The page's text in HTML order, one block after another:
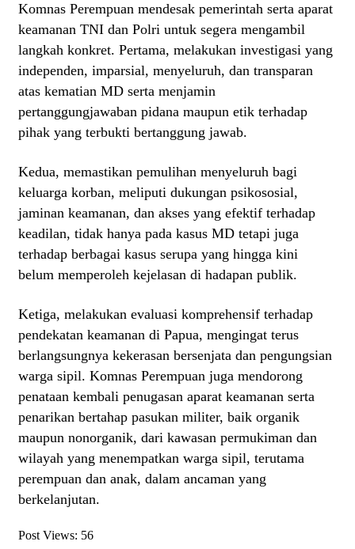
Komnas Perempuan mendesak pemerintah serta aparat
keamanan TNI dan Polri untuk segera mengambil
langkah konkret. Pertama, melakukan investigasi yang
independen, imparsial, menyeluruh, dan transparan
atas kematian MD serta menjamin
pertanggungjawaban pidana maupun etik terhadap
pihak yang terbukti bertanggung jawab.
Kedua, memastikan pemulihan menyeluruh bagi
keluarga korban, meliputi dukungan psikososial,
jaminan keamanan, dan akses yang efektif terhadap
keadilan, tidak hanya pada kasus MD tetapi juga
terhadap berbagai kasus serupa yang hingga kini
belum memperoleh kejelasan di hadapan publik.
Ketiga, melakukan evaluasi komprehensif terhadap
pendekatan keamanan di Papua, mengingat terus
berlangsungnya kekerasan bersenjata dan pengungsian
warga sipil. Komnas Perempuan juga mendorong
penataan kembali penugasan aparat keamanan serta
penarikan bertahap pasukan militer, baik organik
maupun nonorganik, dari kawasan permukiman dan
wilayah yang menempatkan warga sipil, terutama
perempuan dan anak, dalam ancaman yang
berkelanjutan.
Post Views: 56